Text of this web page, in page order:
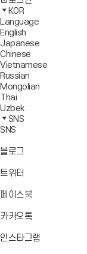
기
영
역
닫
기
이
트
맵
이
동
바
일
메
뉴
열
기
체
메
뉴
KOR
Language
English
Japanese
Chinese
Vietnamese
Russian
Mongolian
Thai
Uzbek
SNS
SNS
블로그
트위터
가
페이스북바
가
카카오톡바
가
인스타그램